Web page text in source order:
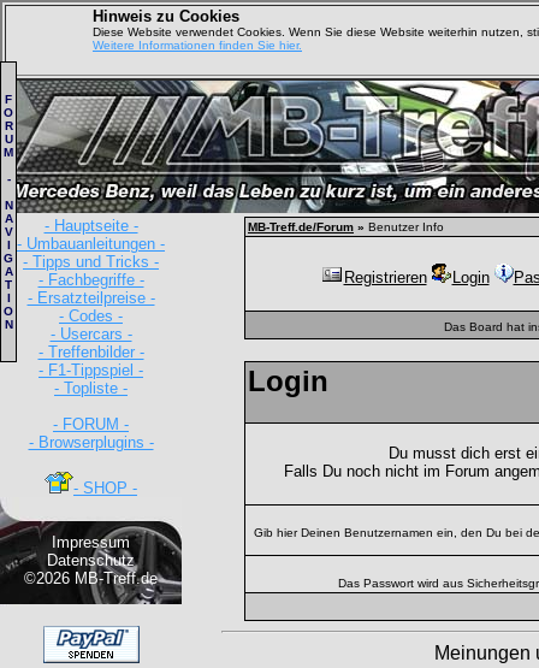
Hinweis zu Cookies
Diese Website verwendet Cookies. Wenn Sie diese Website weiterhin nutzen,
Weitere Informationen finden Sie hier.
- Hauptseite -
- Umbauanleitungen -
- Tipps und Tricks -
- Fachbegriffe -
- Ersatzteilpreise -
- Codes -
- Usercars -
- Treffenbilder -
- F1-Tippspiel -
- Topliste -
- FORUM -
- Browserplugins -
- SHOP -
Impressum
Datenschutz
©2026 MB-Treff.de
F
O
R
U
M
-
N
A
V
I
G
A
T
I
O
N
MB-Treff.de/Forum » Benutzer Info
Registrieren Login
Das Board hat
Login
Du musst dich erst
Falls Du noch nicht im Forum
Gib hier Deinen Benutzernamen ein, den Du bei
Das Passwort wird aus
Meinungen